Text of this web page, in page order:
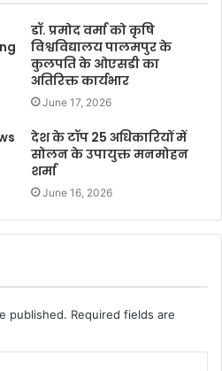
डॉ. प्रमोद वर्मा को कृषि
विश्वविद्यालय पालमपुर के
कुलपति के ओएसडी का
अतिरिक्त कार्यभार
June 17, 2026
देश के टॉप 25 अधिकारियों में
सोलन के उपायुक्त मनमोहन
शर्मा
June 16, 2026
published. Required fields are